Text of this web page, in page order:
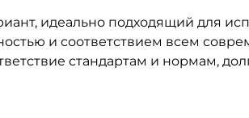
идеально подходящий для
и соответствием всем
стандартам и нормам,